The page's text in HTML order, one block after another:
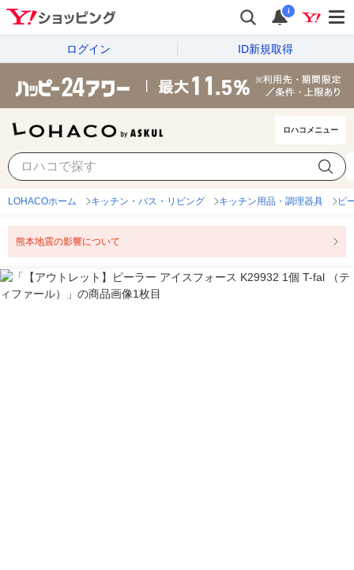
i
ログイン ID新規取得
ロハコメニュー
LOHACOホーム キッチン・バス・リビング キッチン用品・調理器具 ピ
熊本地震の影響について